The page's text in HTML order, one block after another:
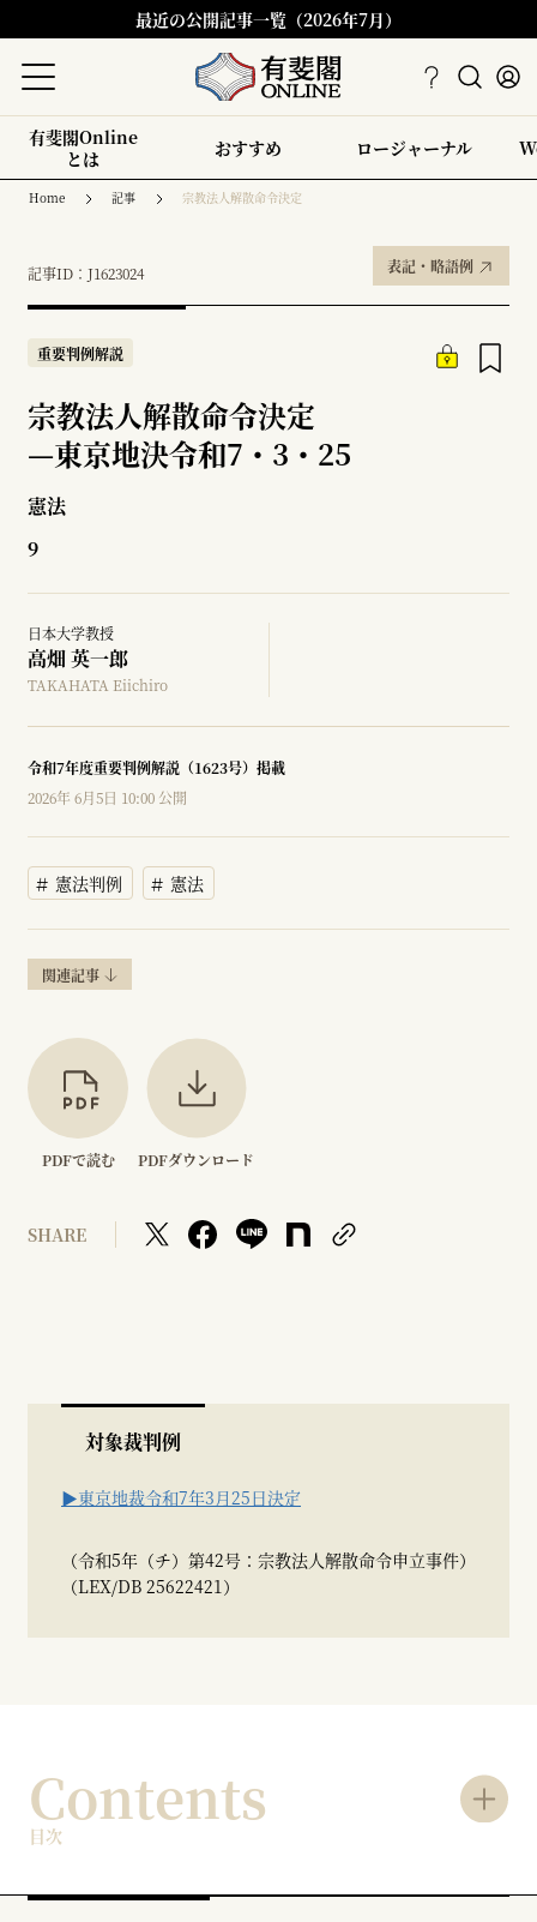
最近の公開記事一覧（2026年7月）
有斐閣Online
とは
おすすめ ロージャーナル
Home 記事 宗教法人解散命令決定
記事ID：J1623024 表記・略語例
重要判例解説
宗教法人解散命令決定
—東京地決令和7・3・25
憲法
9
日本大学教授
高畑 英一郎
TAKAHATA Eiichiro
令和7年度重要判例解説（1623号）掲載
2026年 6月5日 10:00 公開
憲法判例 憲法
関連記事
PDFで読む PDFダウンロード
SHARE
対象裁判例
▶東京地裁令和7年3月25日決定
（令和5年（チ）第42号：宗教法人解散命令申立事件）
（LEX/DB 25622421）
Contents
目次